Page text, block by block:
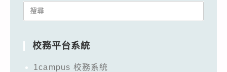
Search
校務平台系統
1campus 校務系統